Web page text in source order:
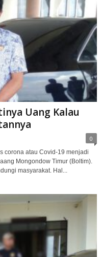
Uang Kalau
0
corona atau Covid-19 menjadi
Mongondow Timur (Boltim).
masyarakat. Hal...